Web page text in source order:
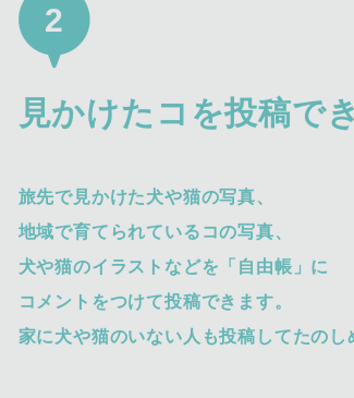
2
見かけたコを投稿で
旅先で見かけた犬や猫の写真、
地域で育てられているコの写真、
犬や猫のイラストなどを「自由帳」に
コメントをつけて投稿できます。
家に犬や猫のいない人も投稿してたのし